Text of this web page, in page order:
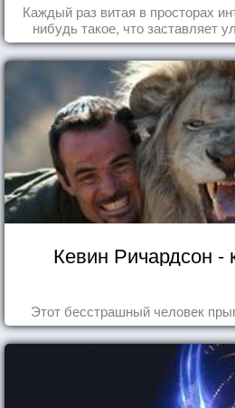
Каждый раз витая в просторах
нибудь такое, что заставляет
Кевин Ричардсон -
Этот бесстрашный человек